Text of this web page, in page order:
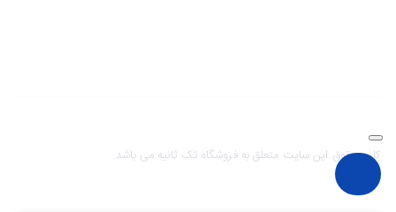
کلیه حقوق این سایت متعلق به فروشگاه تک ثانیه می باشد.